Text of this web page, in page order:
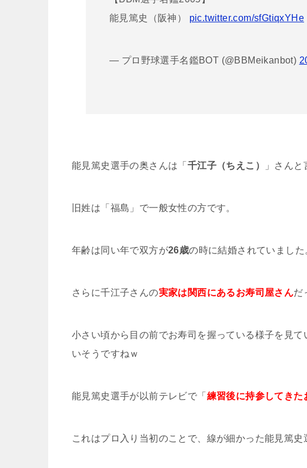
能見篤史（阪神） pic.twitter.com/sfGtiqxYHe
— プロ野球選手名鑑BOT (@BBMeikanbot)
能見篤史選手の奥さんは「 千江子（ちえこ） 」さんと
旧姓は「福島」で一般女性の方です。
年齢は同い年で双方が26歳の時に結婚されていました
さらに千江子さんの実家は関西にあるお寿司屋さんだ
小さい頃から目の前でお寿司を握っている様子を見
いそうですねｗ
能見篤史選手が以前テレビで「 練習後に持参してきた
これはプロ入り当初のことで、線が細かった能見篤